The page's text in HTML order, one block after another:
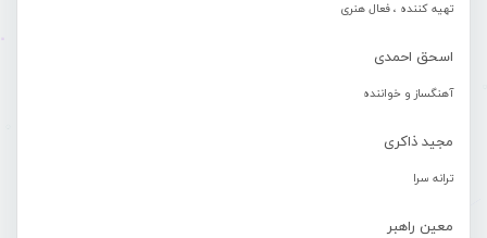
تهیه کننده ، فعال هنری
اسحق احمدی
آهنگساز و خواننده
مجید ذاکری
ترانه سرا
معین راهبر